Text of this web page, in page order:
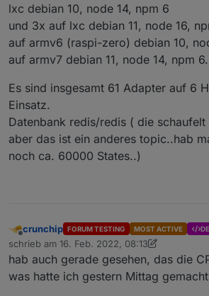
(foxriver76) Fix module
command
(foxriver76) allow null for
extend calls for now
(foxriver76) enable sets
(Apollon77) Make sure
(Apollon77) Optimize
adapter start
@crunchipDein backitup
damit gelöst sein und die
Rebuilds bei Node-JS updates
tun (na, mag nochmal jemand
lxc debian 10, node 14, npm 6
und 3x auf lxc debian 11, node 16,
auf armv6 (raspi-zero) debian 10,
auf armv7 debian 11, node 14, npm 6.
Es sind insgesamt 61 Adapter auf 6
Einsatz.
Datenbank redis/redis ( die
aber das ist ein anderes topic..hab
noch ca. 60000 States..)
Offline
crunchip FORUM TESTING MOST ACTIVE
schrieb am 16. Feb. 2022, 08:13
zuletzt editiert von crunchip
hab auch gerade gesehen, das die
was hatte ich gestern Mittag gemacht